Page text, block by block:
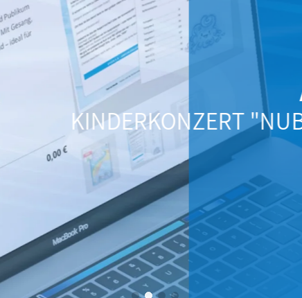
KINDERKONZERT